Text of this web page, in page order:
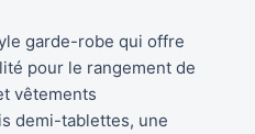
garde-robe qui offre
pour le rangement de
vêtements
demi-tablettes, une